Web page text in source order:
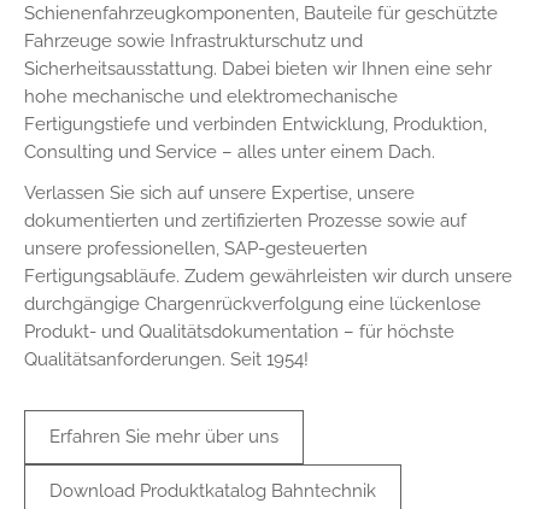
Schienenfahrzeugkomponenten, Bauteile für geschützte
Fahrzeuge sowie Infrastrukturschutz und
Sicherheitsausstattung. Dabei bieten wir Ihnen eine sehr
hohe mechanische und elektromechanische
Fertigungstiefe und verbinden Entwicklung, Produktion,
Consulting und Service – alles unter einem Dach.
Verlassen Sie sich auf unsere Expertise, unsere
dokumentierten und zertifizierten Prozesse sowie auf
unsere professionellen, SAP-gesteuerten
Fertigungsabläufe. Zudem gewährleisten wir durch unsere
durchgängige Chargenrückverfolgung eine lückenlose
Produkt- und Qualitätsdokumentation – für höchste
Qualitätsanforderungen. Seit 1954!
Erfahren Sie mehr über uns
Download Produktkatalog Bahntechnik
friedrich-hippe.de
Zweck:
Speichert die Cookie-Einstellungen.
Cookie Laufzeit:
1 Jahr
STATISTIK
Statistik Cookies erfassen Informationen anonym.
Diese Informationen helfen uns zu verstehen, wie
unsere Besucher unsere Website nutzen.
Name:
Anbieter: